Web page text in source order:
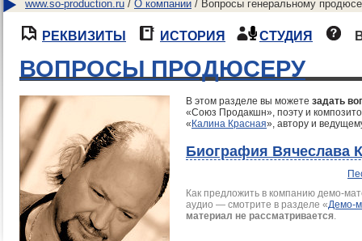
www.so-production.ru / О компании / Вопросы генеральному
РЕКВИЗИТЫ ИСТОРИЯ СТУДИЯ
ВОПРОСЫ ПРОДЮСЕРУ
В этом разделе вы можете задать
«Союз Продакшн», поэту и
«Калина Красная», автору и
Биография Вячеслава
Как предложить в компанию демо-
аудио — смотрите в разделе «Демо-
материал не рассматривается.